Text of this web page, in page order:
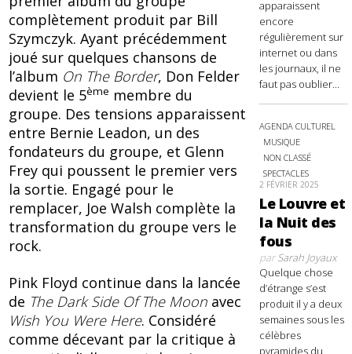
complètement produit par Bill
Szymczyk. Ayant précédemment
joué sur quelques chansons de
l’album On The Border, Don Felder
devient le 5ème membre du
groupe. Des tensions apparaissent
entre Bernie Leadon, un des
fondateurs du groupe, et Glenn
Frey qui poussent le premier vers
la sortie. Engagé pour le
remplacer, Joe Walsh complète la
transformation du groupe vers le
rock.
Pink Floyd continue dans la lancée
de The Dark Side Of The Moon avec
Wish You Were Here. Considéré
comme décevant par la critique à
apparaissent
encore
régulièrement sur
internet ou dans
les journaux, il ne
faut pas oublier...
AGENDA CULTUREL
MUSIQUE
NON CLASSÉ
SPECTACLES
2 FÉVRIER 2025
Le Louvre et
la Nuit des
fous
parSarah Joyaux
Quelque chose
d’étrange s’est
produit il y a deux
semaines sous les
célèbres
pyramides du